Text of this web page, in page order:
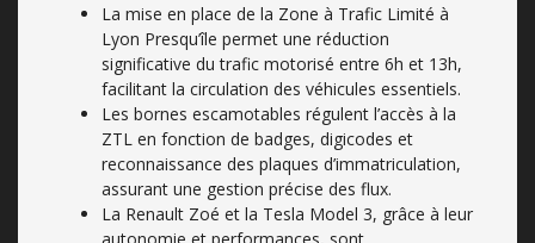
La mise en place de la Zone à Trafic Limité à
Lyon Presqu’île permet une réduction
significative du trafic motorisé entre 6h et 13h,
facilitant la circulation des véhicules essentiels.
Les bornes escamotables régulent l’accès à la
ZTL en fonction de badges, digicodes et
reconnaissance des plaques d’immatriculation,
assurant une gestion précise des flux.
La Renault Zoé et la Tesla Model 3, grâce à leur